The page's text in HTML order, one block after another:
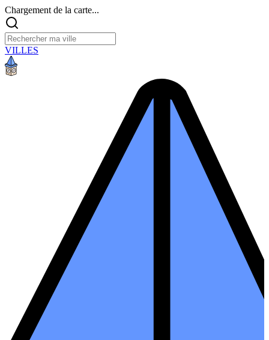
Chargement de la carte...
VILLES